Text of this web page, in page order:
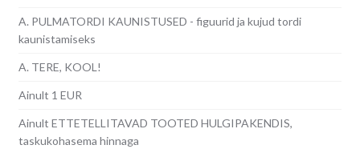
A. PULMATORDI KAUNISTUSED - figuurid ja kujud tordi
kaunistamiseks
A. TERE, KOOL!
Ainult 1 EUR
Ainult ETTETELLITAVAD TOOTED HULGIPAKENDIS,
taskukohasema hinnaga